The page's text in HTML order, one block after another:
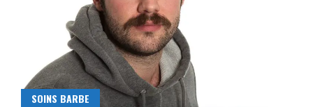
SOINS BARBE